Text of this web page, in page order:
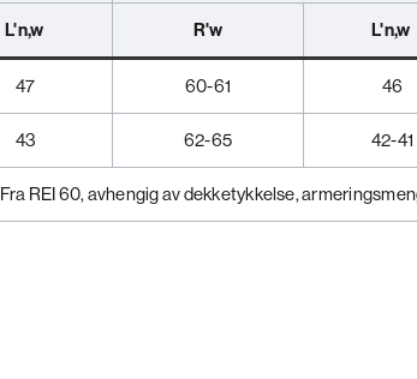
L'n,w R'w L'n,w
47 60-61 46
43 62-65 42-41
Fra REI 60, avhengig av dekketykkelse,